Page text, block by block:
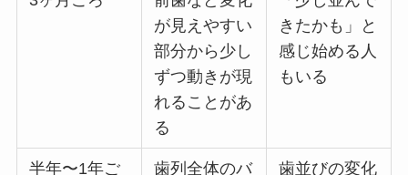
が見えやすい
部分から少し
ずつ動きが現
れることがあ
る
きたかも」と
感じ始める人
もいる
半年〜1年ご
歯列全体のバ
歯並びの変化